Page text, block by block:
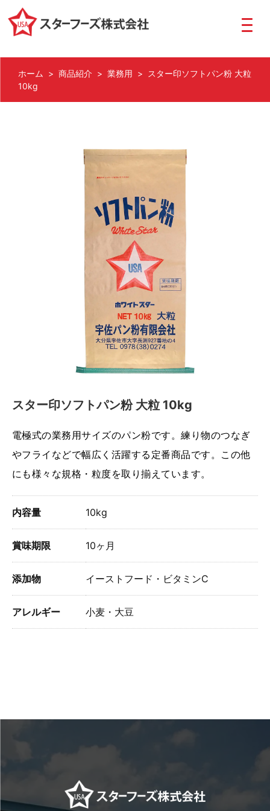
ホーム > 商品紹介 > 業務用 > スター印ソフトパン粉 大粒
10kg
スター印ソフトパン粉 大粒 10kg
電極式の業務用サイズのパン粉です。練り物のつなぎ
やフライなどで幅広く活躍する定番商品です。この他
にも様々な規格・粒度を取り揃えています。
内容量 10kg
賞味期限 10ヶ月
添加物 イーストフード・ビタミンC
アレルギー 小麦・大豆